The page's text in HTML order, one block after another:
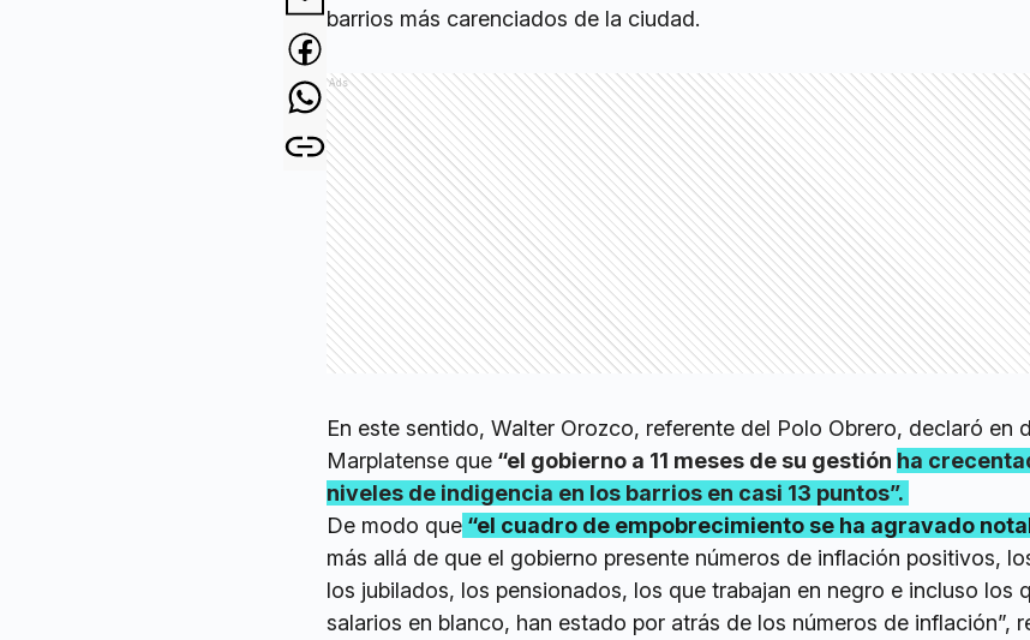
barrios más carenciados de la ciudad.
Ads
En este sentido, Walter Orozco, referente del Polo Obrero, declaró en
Marplatense que “el gobierno a 11 meses de su gestión ha
niveles de indigencia en los barrios en casi 13 puntos”.
De modo que “el cuadro de empobrecimiento se ha agravado
más allá de que el gobierno presente números de inflación positivos,
los jubilados, los pensionados, los que trabajan en negro e incluso los
salarios en blanco, han estado por atrás de los números de inflación”,